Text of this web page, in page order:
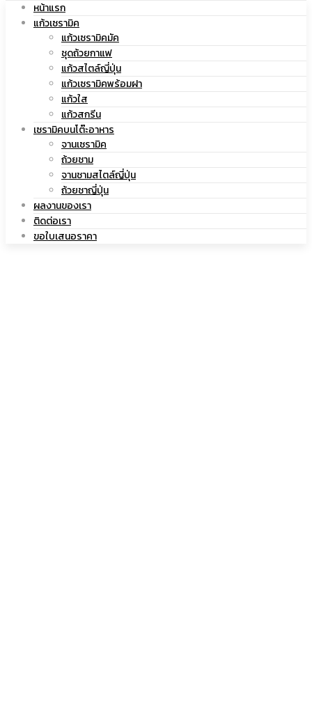
|
เซรามิค
สกรีน
โลโก้
หน้าแรก
แก้วเซรามิค
แก้วเซรามิคมัค
ชุดถ้วยกาแฟ
แก้วสไตล์ญี่ปุ่น
แก้วเซรามิคพร้อมฝา
แก้วใส
แก้วสกรีน
เซรามิคบนโต๊ะอาหาร
จานเซรามิค
ถ้วยชาม
จานชามสไตล์ญี่ปุ่น
ถ้วยชาญี่ปุ่น
ผลงานของเรา
ติดต่อเรา
ขอใบเสนอราคา